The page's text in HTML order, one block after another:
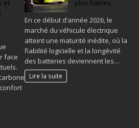
et
face
plus fiables
En ce début d’année 2026, le
marché du véhicule électrique
atteint une maturité inédite, où la
fiabilité logicielle et la longévité
des batteries deviennent les…
Lire la suite